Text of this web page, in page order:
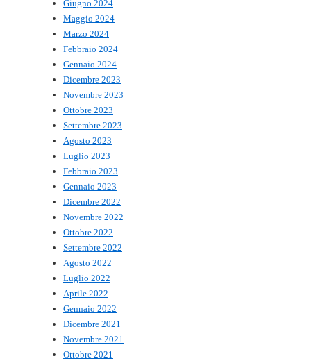
Giugno 2024
Maggio 2024
Marzo 2024
Febbraio 2024
Gennaio 2024
Dicembre 2023
Novembre 2023
Ottobre 2023
Settembre 2023
Agosto 2023
Luglio 2023
Febbraio 2023
Gennaio 2023
Dicembre 2022
Novembre 2022
Ottobre 2022
Settembre 2022
Agosto 2022
Luglio 2022
Aprile 2022
Gennaio 2022
Dicembre 2021
Novembre 2021
Ottobre 2021